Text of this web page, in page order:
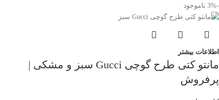
-3% ناموجود
اطلاعات بیشتر
مانتو كتی طرح گوچی Gucci سبز و مشکی |
پرفروش